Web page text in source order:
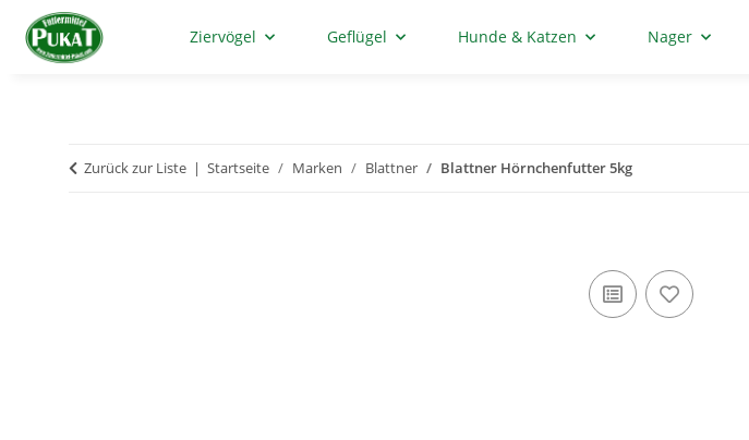
Ziervögel Geflügel Hunde & Katzen Nager
Zurück zur Liste Startseite Marken Blattner Blattner Hörnchenfutter 5kg